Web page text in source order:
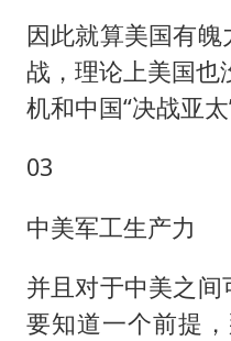
因此就算美国有
战，理论上美国也
机和中国“决战亚太”
03
中美军工生产力
并且对于中美之
要知道一个前提